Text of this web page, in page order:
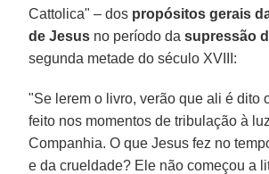
Cattolica" – dos propósitos gerais
de Jesus no período dasupressão
segunda metade do século XVIII:
"Se lerem o livro, verão que ali é dito
feito nos momentos de tribulação à
Companhia. O que Jesus fez no
e da crueldade? Ele não começou a